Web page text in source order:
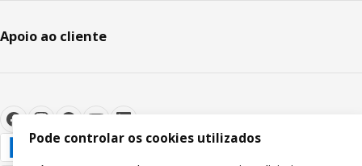
Apoio ao cliente
Pode controlar os cookies utilizados